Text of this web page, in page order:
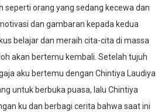
seperti orang yang sedang kecewa dan
dan gambaran kepada kedua
belajar dan meraih cita-cita di massa
akan bertemu kembali. Setelah tujuh
aku bertemu dengan Chintiya Laudiya
untuk berbuka puasa, lalu Chintiya
ku dan berbagi cerita bahwa saat ini